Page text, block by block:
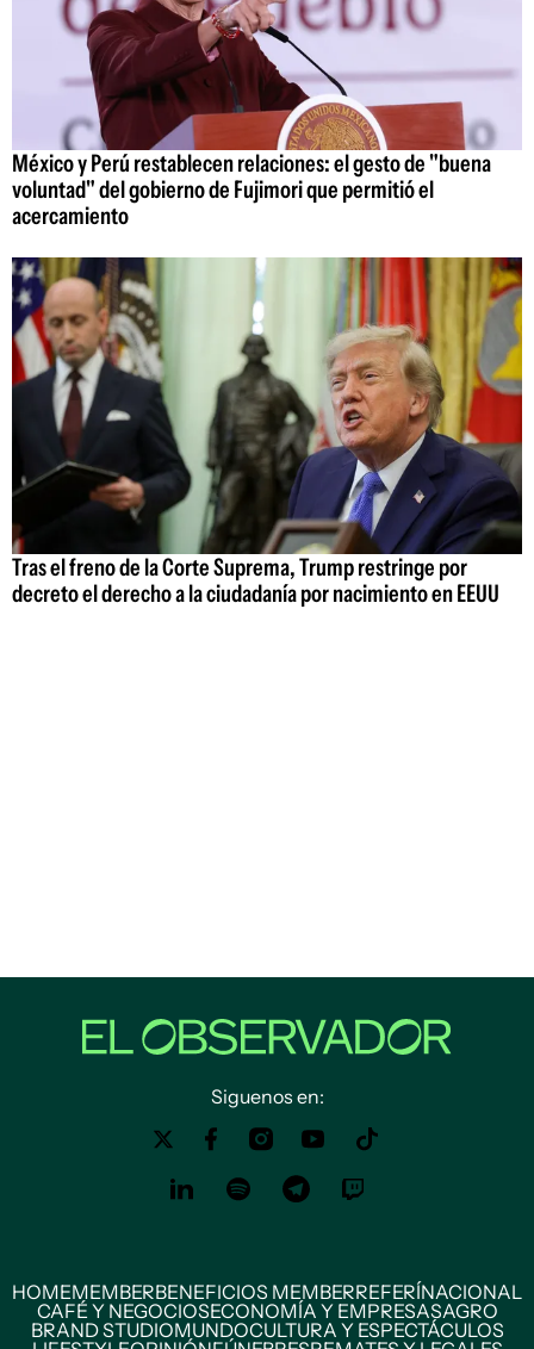
México y Perú restablecen relaciones: el gesto de "buena
voluntad" del gobierno de Fujimori que permitió el
acercamiento
Tras el freno de la Corte Suprema, Trump restringe por
decreto el derecho a la ciudadanía por nacimiento en EEUU
Siguenos en:
HOMEMEMBERBENEFICIOS MEMBERREFERÍNACIONAL
CAFÉ Y NEGOCIOSECONOMÍA Y EMPRESASAGRO
BRAND STUDIOMUNDOCULTURA Y ESPECTÁCULOS